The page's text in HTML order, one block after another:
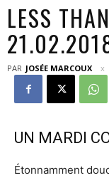
LESS
PAR JOSÉE MARCOUX
UN MARDI
Étonnamment